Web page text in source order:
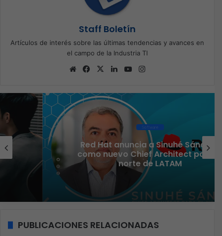
Staff Boletín
Artículos de interés sobre las últimas tendencias y avances en
el campo de la Industria TI
Sitio
Facebook
X LinkedInYouTube
Software
Red Hat anuncia a Sinuhé Sánchez
como nuevo Chief Architect para el
norte de LATAM
PUBLICACIONES RELACIONADAS